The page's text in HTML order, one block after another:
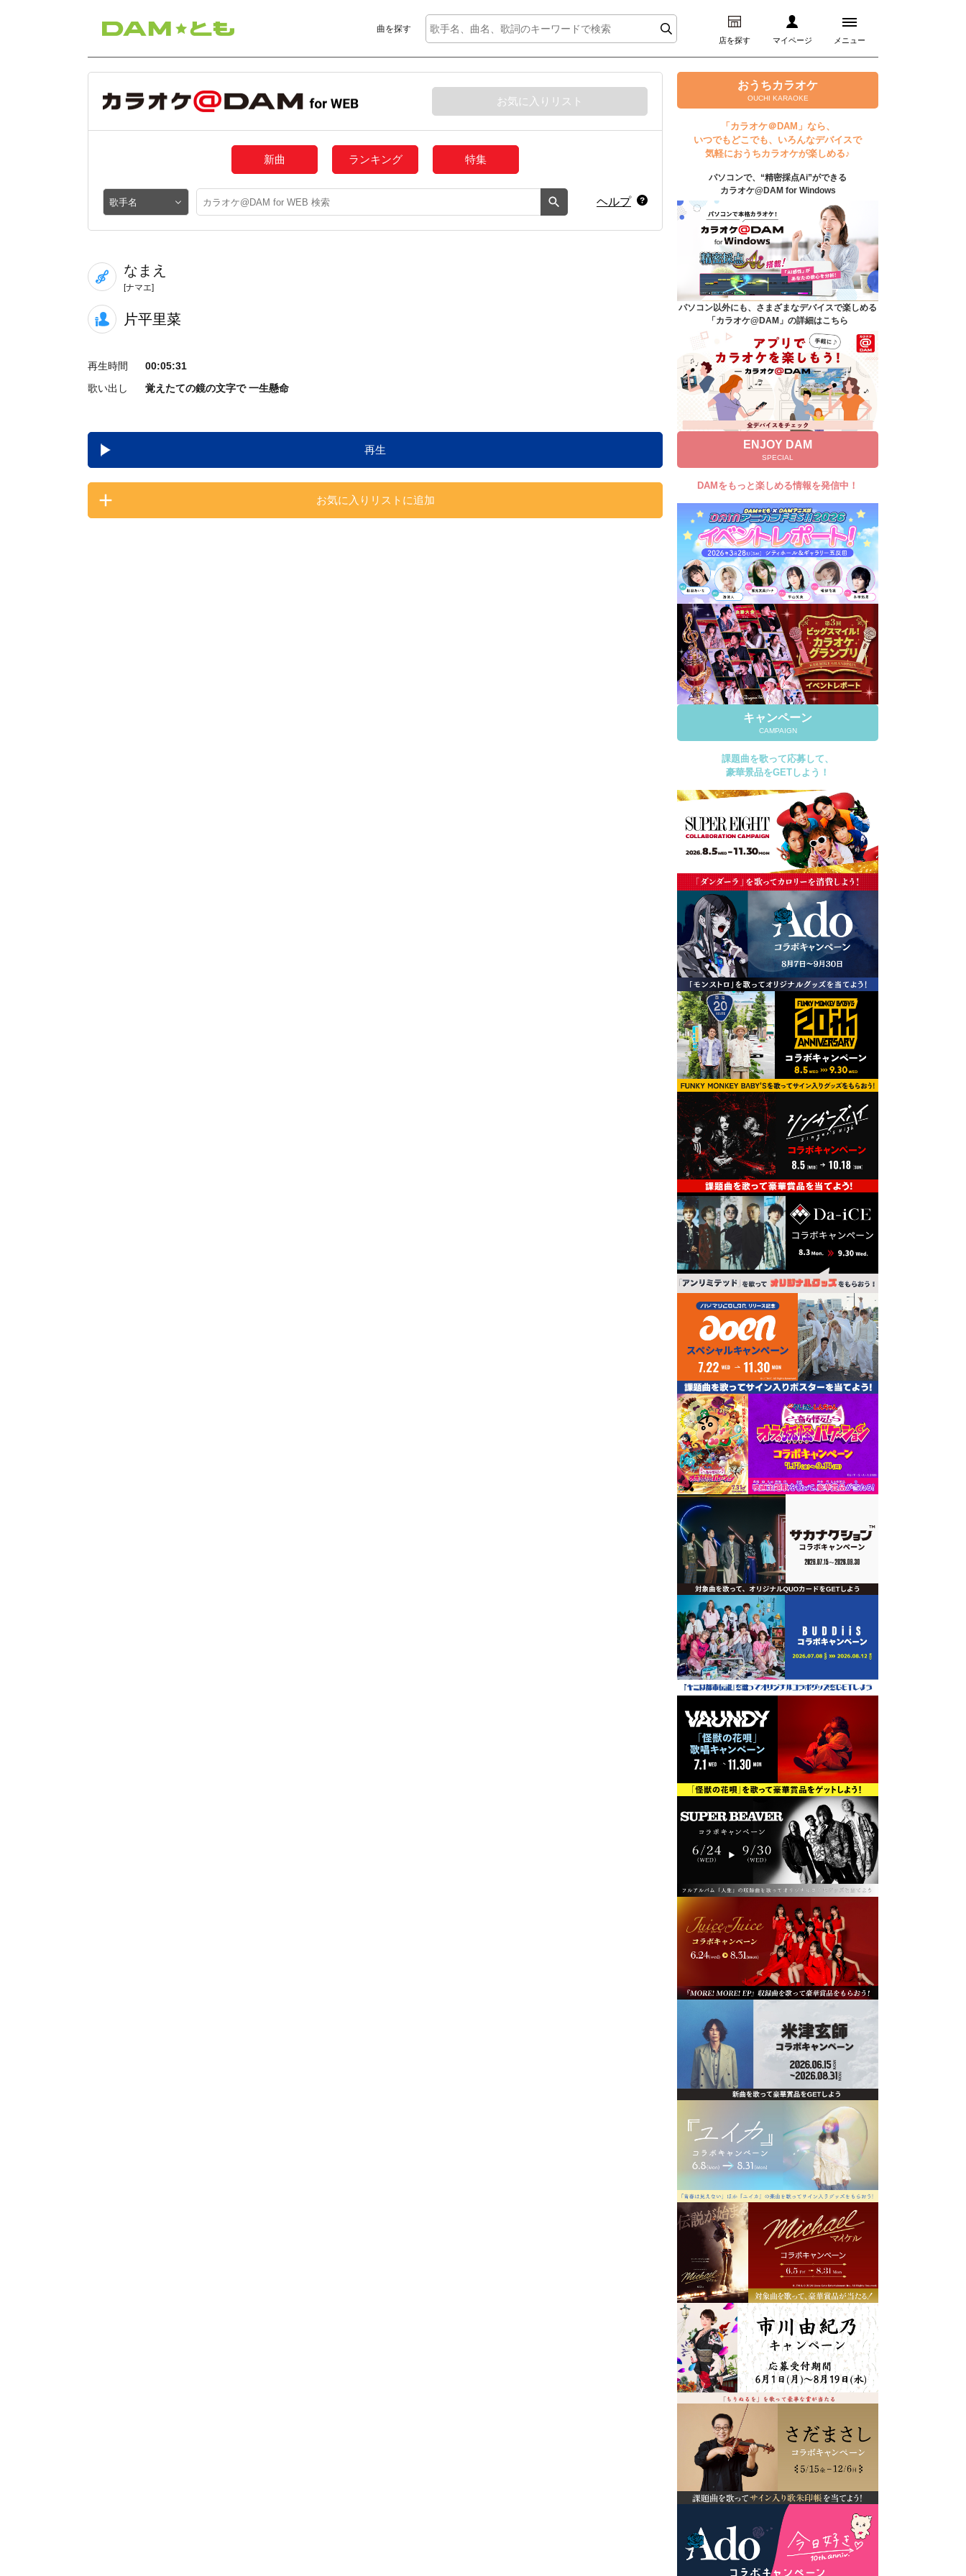
曲を探す
店を探す マイページ メニュー
ログイン
マイページ
プレミアムサービス
DAM★とも動画
DAM★とも録音
カラオケ＠DAM
ユーザー検索
キャンペーン
よくあるご質問
DAMの新曲・ランキングなど
カラオケ最新情報をチェック！
自宅でカラオケ歌い放題！
家族や友達と一緒に！練習にも！
お気に入りリスト
新曲 ランキング 特集
ヘルプ
なまえ
[ナマエ]
片平里菜
再生時間
00:05:31
歌い出し
覚えたての鏡の文字で 一生懸命
再生
お気に入りリストに追加
おうちカラオケ
OUCHI KARAOKE
「カラオケ＠DAM」なら、
いつでもどこでも、いろんなデバイスで
気軽におうちカラオケが楽しめる♪
パソコンで、“精密採点Ai”ができる
カラオケ@DAM for Windows
パソコン以外にも、さまざまなデバイスで楽しめる
「カラオケ@DAM」の詳細はこちら
ENJOY DAM
SPECIAL
DAMをもっと楽しめる情報を発信中！
キャンペーン
CAMPAIGN
課題曲を歌って応募して、
豪華景品をGETしよう！